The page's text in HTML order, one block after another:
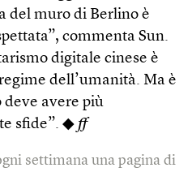
del muro di Berlino è
commenta Sun.
digitale cinese è
dell’umanità. Ma è
deve avere più
sfide”. ◆ ff
settimana una pagina di